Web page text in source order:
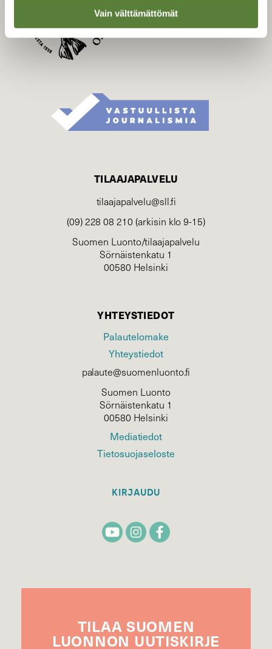
Vain välttämättömät
luonnonsuojelu­liitto
TILAAJAPALVELU
tilaajapalvelu@sll.fi
(09) 228 08 210 (arkisin klo 9-15)
Suomen Luonto/tilaajapalvelu
Sörnäistenkatu 1
00580 Helsinki
YHTEYSTIEDOT
Palautelomake
Yhteystiedot
palaute@suomenluonto.fi
Suomen Luonto
Sörnäistenkatu 1
00580 Helsinki
Mediatiedot
Tietosuojaseloste
KIRJAUDU
TILAA SUOMEN
LUONNON UUTIS­KIRJE